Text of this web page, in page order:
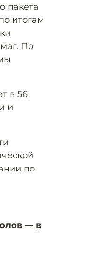
пакета
итогам
По
в 56
и
по
— в